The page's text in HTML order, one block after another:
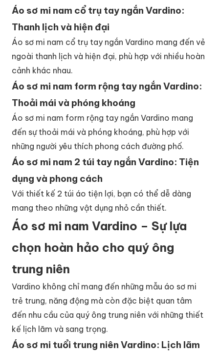
Áo sơ mi nam cổ trụ tay ngắn Vardino:
Thanh lịch và hiện đại
Áo sơ mi nam cổ trụ tay ngắn Vardino mang đến vẻ
ngoài thanh lịch và hiện đại, phù hợp với nhiều hoàn
cảnh khác nhau.
Áo sơ mi nam form rộng tay ngắn Vardino:
Thoải mái và phóng khoáng
Áo sơ mi nam form rộng tay ngắn Vardino mang
đến sự thoải mái và phóng khoáng, phù hợp với
những người yêu thích phong cách đường phố.
Áo sơ mi nam 2 túi tay ngắn Vardino: Tiện
dụng và phong cách
Với thiết kế 2 túi áo tiện lợi, bạn có thể dễ dàng
mang theo những vật dụng nhỏ cần thiết.
Áo sơ mi nam Vardino – Sự lựa
chọn hoàn hảo cho quý ông
trung niên
Vardino không chỉ mang đến những mẫu áo sơ mi
trẻ trung, năng động mà còn đặc biệt quan tâm
đến nhu cầu của quý ông trung niên với những thiết
kế lịch lãm và sang trọng.
Áo sơ mi tuổi trung niên Vardino: Lịch lãm